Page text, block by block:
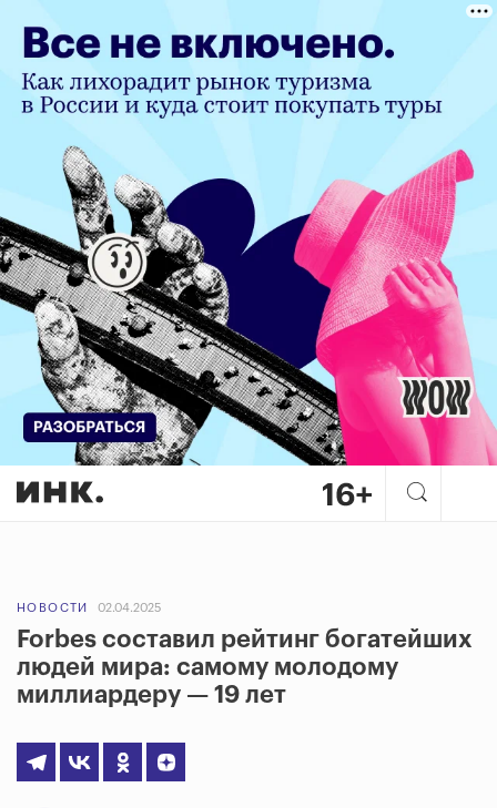
НОВОСТИ 02.04.2025
Forbes составил рейтинг богатейших
людей мира: самому молодому
миллиардеру — 19 лет